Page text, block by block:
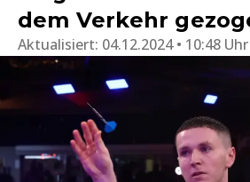
dem Verkehr
Aktualisiert: 04.12.2024 • 10:48 Uhr